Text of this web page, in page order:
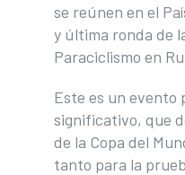
se reúnen en el
y última ronda de
Paraciclismo en
Este es un
significativo, que
de la Copa del
tanto para la